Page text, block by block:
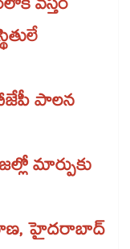
వస్తం
పాలన
మార్పుకు
హైదరాబాద్